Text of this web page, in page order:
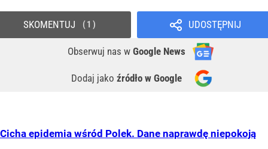
UDOSTĘPNIJ
Obserwuj nas w Google News
Dodaj jako źródło w Google
SKOMENTUJ 1
Cicha epidemia wśród Polek. Dane naprawdę niepokoją